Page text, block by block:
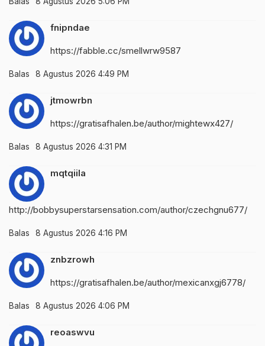
fnipndae
https://fabble.cc/smellwrw9587
Balas 8 Agustus 2026 4:49 PM
jtmowrbn
https://gratisafhalen.be/author/mightewx427/
Balas 8 Agustus 2026 4:31 PM
mqtqiila
http://bobbysuperstarsensation.com/author/czechgnu677/
Balas 8 Agustus 2026 4:16 PM
znbzrowh
https://gratisafhalen.be/author/mexicanxgj6778/
Balas 8 Agustus 2026 4:06 PM
reoaswvu